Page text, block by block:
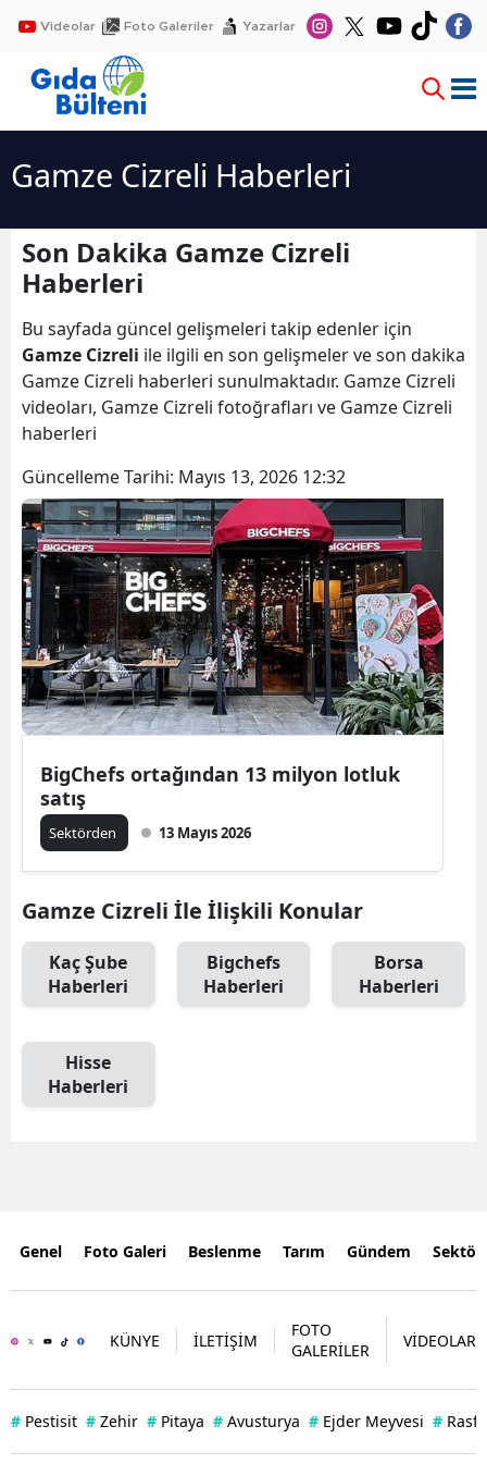
Videolar Foto Galeriler Yazarlar
Gamze Cizreli Haberleri
Son Dakika Gamze Cizreli
Haberleri
Bu sayfada güncel gelişmeleri takip edenler için
Gamze Cizreli ile ilgili en son gelişmeler ve son dakika
Gamze Cizreli haberleri sunulmaktadır. Gamze Cizreli
videoları, Gamze Cizreli fotoğrafları ve Gamze Cizreli
haberleri
Güncelleme Tarihi: Mayıs 13, 2026 12:32
BigChefs ortağından 13 milyon lotluk
satış
Sektörden 13 Mayıs 2026
Gamze Cizreli İle İlişkili Konular
Kaç Şube
Haberleri
Bigchefs
Haberleri
Borsa
Haberleri
Hisse
Haberleri
Genel Foto Galeri Beslenme Tarım Gündem
KÜNYE İLETİŞİM
FOTO
GALERİLER
VİDEOLAR
# Pestisit # Zehir # Pitaya # Avusturya # Ejder Meyvesi # Rasff